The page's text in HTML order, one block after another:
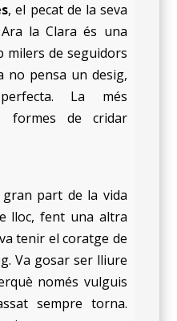
, el pecat de la seva
la Clara és una
milers de seguidors
no pensa un desig,
La més
formes de cridar
gran part de la vida
lloc, fent una altra
tenir el coratge de
Va gosar ser lliure
només vulguis
sempre torna.